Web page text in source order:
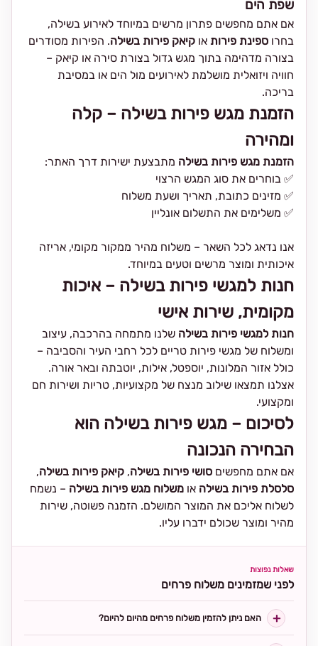
שפת הים
אם אתם מחפשים פתרון מרשים במיוחד לאירוע בשילה,
בחרו ספינת פירות או קיאק פירות בשילה. הפירות מסודרים
בצורה מדהימה בתוך מגש גדול בצורת סירה או קיאק –
חוויה ויזואלית מושלמת לאירועים מול הים או במסיבת
בריכה.
הזמנת מגש פירות בשילה – קלה
ומהירה
הזמנת מגש פירות בשילה מתבצעת ישירות דרך האתר:
✅ בוחרים את סוג המגש הרצוי
✅ מזינים כתובת, תאריך ושעת משלוח
✅ משלימים את התשלום אונליין
אנו נדאג לכל השאר – משלוח מהיר ממקור מקומי, אריזה
איכותית ומוצר מרשים וטעים במיוחד.
חנות למגשי פירות בשילה – איכות
מקומית, שירות אישי
חנות למגשי פירות בשילה שלנו מתמחה בהרכבה, עיצוב
ומשלוח של מגשי פירות טריים לכל רחבי העיר והסביבה –
כולל אזור המלונות, יוספטל, אילות, יוטבתה ובאר אורה.
אצלנו תמצאו שילוב מנצח של מקצועיות, טריות ושירות חם
ומקצועי.
לסיכום – מגש פירות בשילה הוא
הבחירה הנכונה
אם אתם מחפשים סושי פירות בשילה, קיאק פירות בשילה,
סלסלת פירות בשילה או משלוח מגש פירות בשילה – נשמח
לשלוח אליכם את המוצר המושלם. הזמנה פשוטה, שירות
מהיר ומוצר שכולם ידברו עליו.
שאלות נפוצות
לפני שמזמינים משלוח פרחים
האם ניתן להזמין משלוח פרחים מהיום להיום?